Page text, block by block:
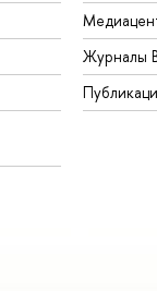
Журналы